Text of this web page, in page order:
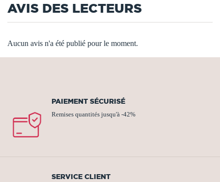
AVIS DES LECTEURS
Aucun avis n'a été publié pour le moment.
PAIEMENT SÉCURISÉ
Remises quantités jusqu'à -42%
SERVICE CLIENT